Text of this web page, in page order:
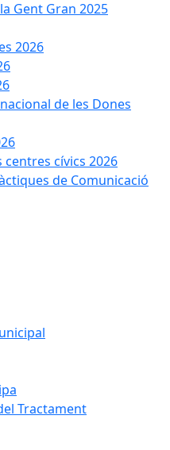
Gent Gran 2025
2026
de les Dones
centres cívics 2026
de Comunicació
Tractament